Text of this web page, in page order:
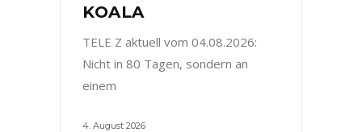
KOALA
TELE Z aktuell vom 04.08.2026:
Nicht in 80 Tagen, sondern an
einem
4. August 2026